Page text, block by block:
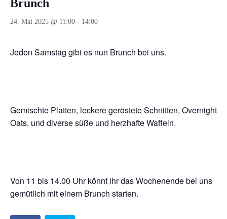
Brunch
24. Mai 2025 @ 11:00 - 14:00
Jeden Samstag gibt es nun Brunch bei uns.
Gemischte Platten, leckere geröstete Schnitten, Overnight
Oats, und diverse süße und herzhafte Waffeln.
Von 11 bis 14.00 Uhr könnt ihr das Wochenende bei uns
gemütlich mit einem Brunch starten.